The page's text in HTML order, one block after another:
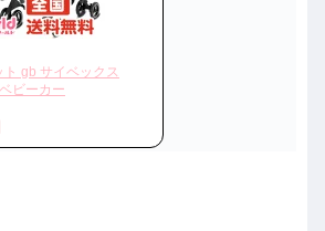
gb サイベックス
ビーカー